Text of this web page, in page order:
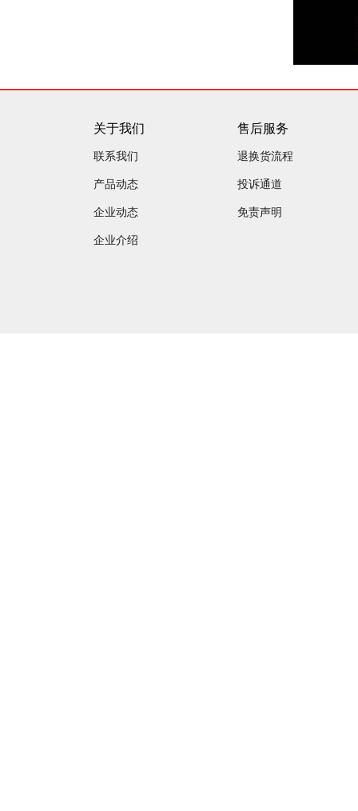
关于我们
联系我们
产品动态
企业动态
企业介绍
售后服务
退换货流程
投诉通道
免责声明